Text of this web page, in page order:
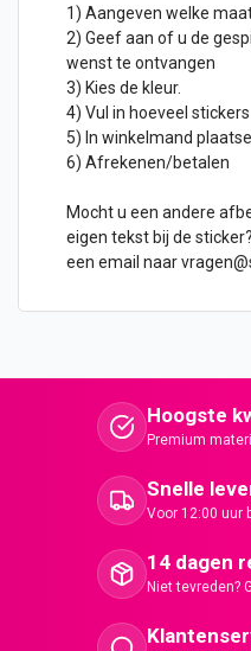
1) Aangeven welke
2) Geef aan of u de
wenst te ontvangen
3) Kies de kleur.
4) Vul in hoeveel
5) In winkelmand
6) Afrekenen/betalen
Mocht u een andere
eigen tekst bij de
een email naar
Hoogste
Premium
Snelle
Voor 12:00 uur
14 dagen
Niet tevreden?